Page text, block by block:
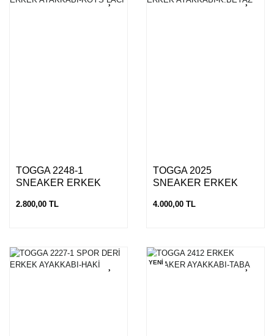
TOGGA 2248-1
SNEAKER ERKEK
2.800,00 TL
TOGGA 2025
SNEAKER ERKEK
4.000,00 TL
YENİ